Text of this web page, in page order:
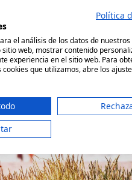
Decesos
Ocaso
Política
el análisis de los datos de
web, mostrar contenido
experiencia en el sitio web. Para
que utilizamos, abre los